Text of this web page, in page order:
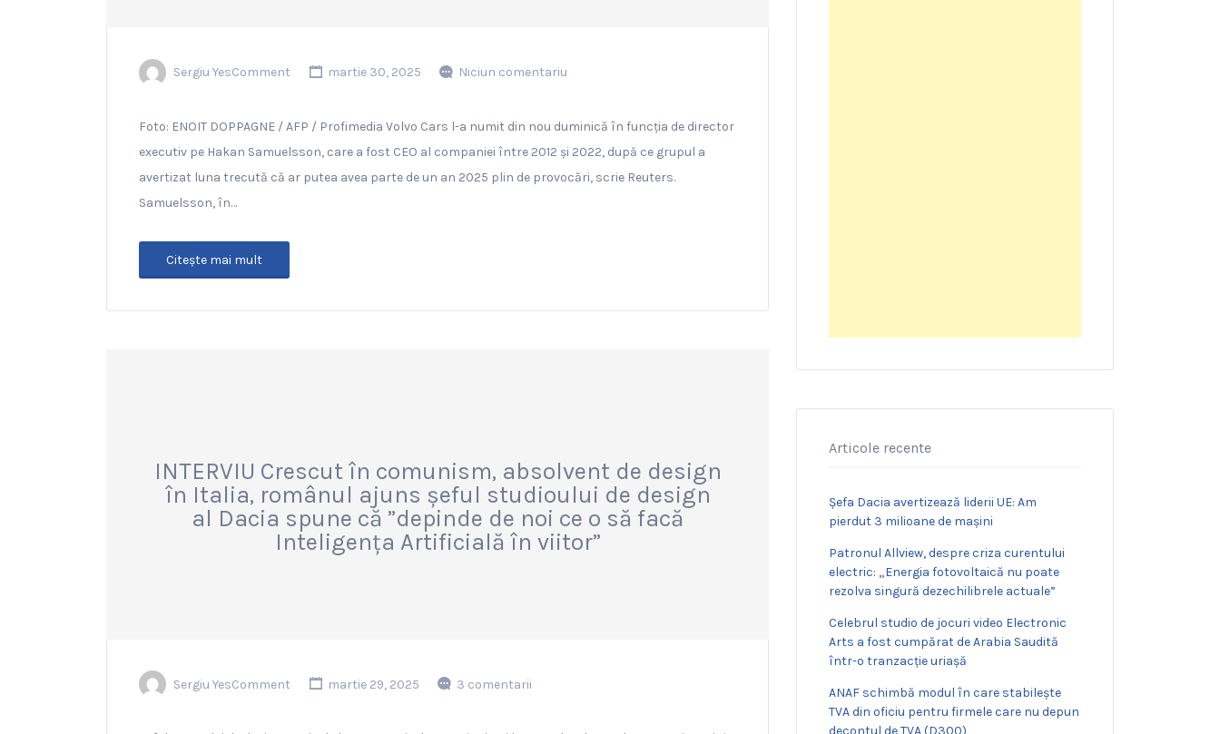
Sergiu YesComment martie 30, 2025 Niciun comentariu
Foto: ENOIT DOPPAGNE / AFP / Profimedia Volvo Cars l-a numit din nou duminică în funcția de director
executiv pe Hakan Samuelsson, care a fost CEO al companiei între 2012 și 2022, după ce grupul a
avertizat luna trecută că ar putea avea parte de un an 2025 plin de provocări, scrie Reuters.
Samuelsson, în…
Citeşte mai mult
INTERVIU Crescut în comunism, absolvent de design
în Italia, românul ajuns șeful studioului de design
al Dacia spune că ”depinde de noi ce o să facă
Inteligența Artificială în viitor”
Sergiu YesComment martie 29, 2025 3 comentarii
Articole recente
Șefa Dacia avertizează liderii UE: Am
pierdut 3 milioane de mașini
Patronul Allview, despre criza curentului
electric: „Energia fotovoltaică nu poate
rezolva singură dezechilibrele actuale”
Celebrul studio de jocuri video Electronic
Arts a fost cumpărat de Arabia Saudită
într-o tranzacție uriașă
ANAF schimbă modul în care stabilește
TVA din oficiu pentru firmele care nu depun
decontul de TVA (D300)